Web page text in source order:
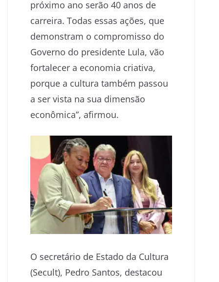
próximo ano serão 40 anos de
carreira. Todas essas ações, que
demonstram o compromisso do
Governo do presidente Lula, vão
fortalecer a economia criativa,
porque a cultura também passou
a ser vista na sua dimensão
econômica”, afirmou.
O secretário de Estado da Cultura
(Secult), Pedro Santos, destacou